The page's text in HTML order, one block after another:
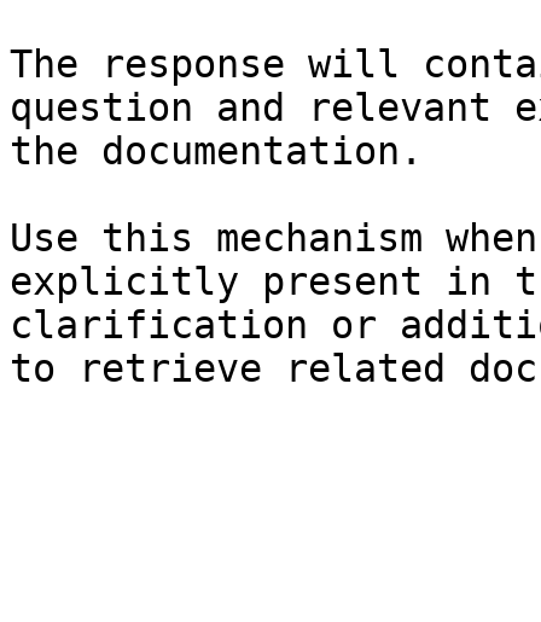
The response will
question and relevant
the documentation.
Use this mechanism
explicitly present in
clarification or